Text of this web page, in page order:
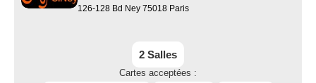
126-128 Bd Ney 75018 Paris
2 Salles
Cartes acceptées :